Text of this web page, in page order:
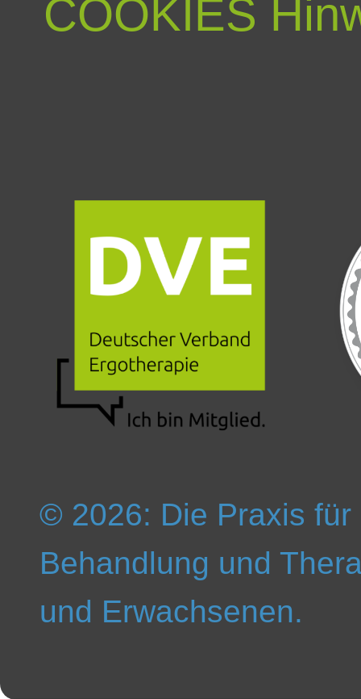
COOKIES
© 2026: Die Praxis für
Behandlung und
und Erwachsenen.